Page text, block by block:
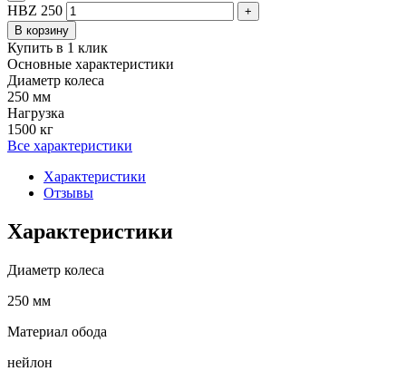
HBZ 250
+
В корзину
Купить в 1 клик
Основные характеристики
Диаметр колеса
250 мм
Нагрузка
1500 кг
Все характеристики
Характеристики
Отзывы
Характеристики
Диаметр колеса
250 мм
Материал обода
нейлон